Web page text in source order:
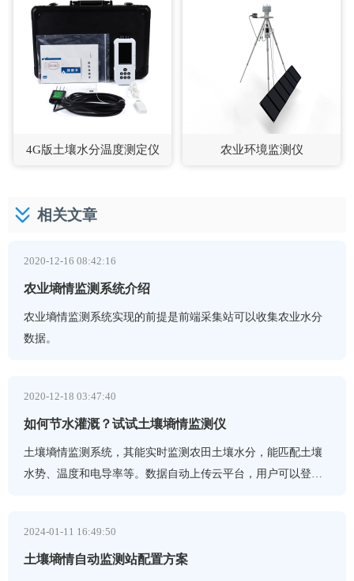
4G版土壤水分温度测定仪 农业环境监测仪
相关文章
2020-12-16 08:42:16
农业墒情监测系统介绍
农业墒情监测系统实现的前提是前端采集站可以收集农业水分
数据。
2020-12-18 03:47:40
如何节水灌溉？试试土壤墒情监测仪
土壤墒情监测系统，其能实时监测农田土壤水分，能匹配土壤
水势、温度和电导率等。数据自动上传云平台，用户可以登录
2024-01-11 16:49:50
土壤墒情自动监测站配置方案